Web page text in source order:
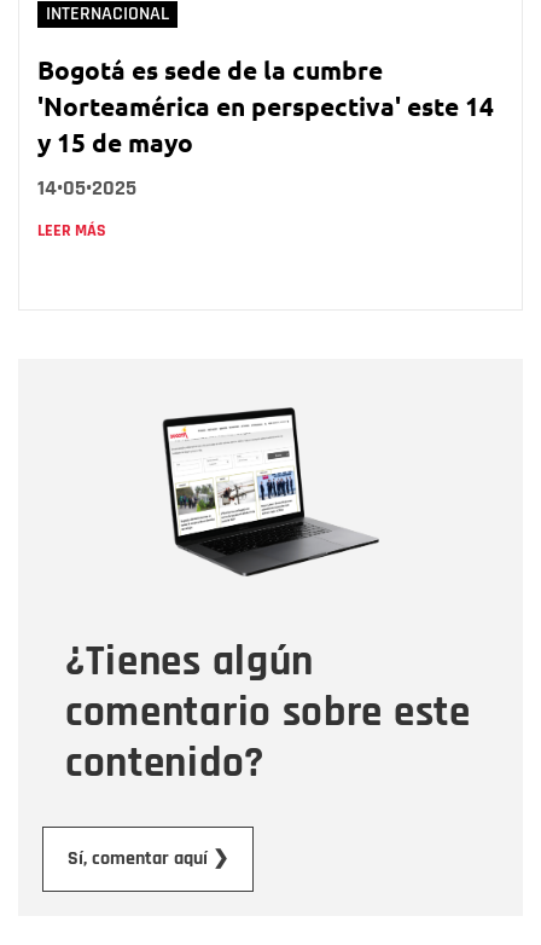
INTERNACIONAL
Bogotá es sede de la cumbre
'Norteamérica en perspectiva' este 14
y 15 de mayo
14•05•2025
LEER MÁS
¿Tienes algún
comentario sobre este
contenido?
Sí, comentar aquí ❯
Correo electrónico
Tipo de comentario
Mensaje